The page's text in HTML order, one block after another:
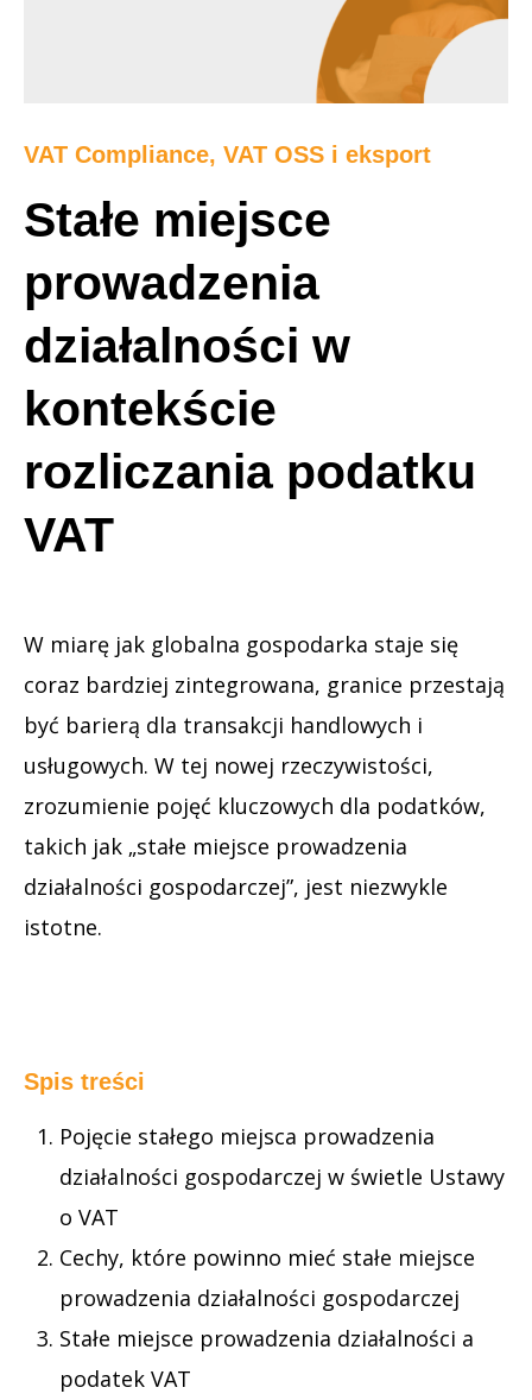
VAT Compliance, VAT OSS i eksport
Stałe miejsce
prowadzenia
działalności w
kontekście
rozliczania podatku
VAT
W miarę jak globalna gospodarka staje się
coraz bardziej zintegrowana, granice przestają
być barierą dla transakcji handlowych i
usługowych. W tej nowej rzeczywistości,
zrozumienie pojęć kluczowych dla podatków,
takich jak „stałe miejsce prowadzenia
działalności gospodarczej”, jest niezwykle
istotne.
Spis treści
Pojęcie stałego miejsca prowadzenia
działalności gospodarczej w świetle Ustawy
o VAT
Cechy, które powinno mieć stałe miejsce
prowadzenia działalności gospodarczej
Stałe miejsce prowadzenia działalności a
podatek VAT